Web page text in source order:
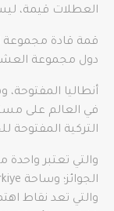
العطلات قيمة،
قمة قادة مجموعة
دول مجموعة العشرين، أي أكبر
أنطاليا
التركية المفتوحة
والتي تعتبر واحدة